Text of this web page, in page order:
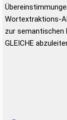
Wortextraktions-
zur semantischen
GLEICHE